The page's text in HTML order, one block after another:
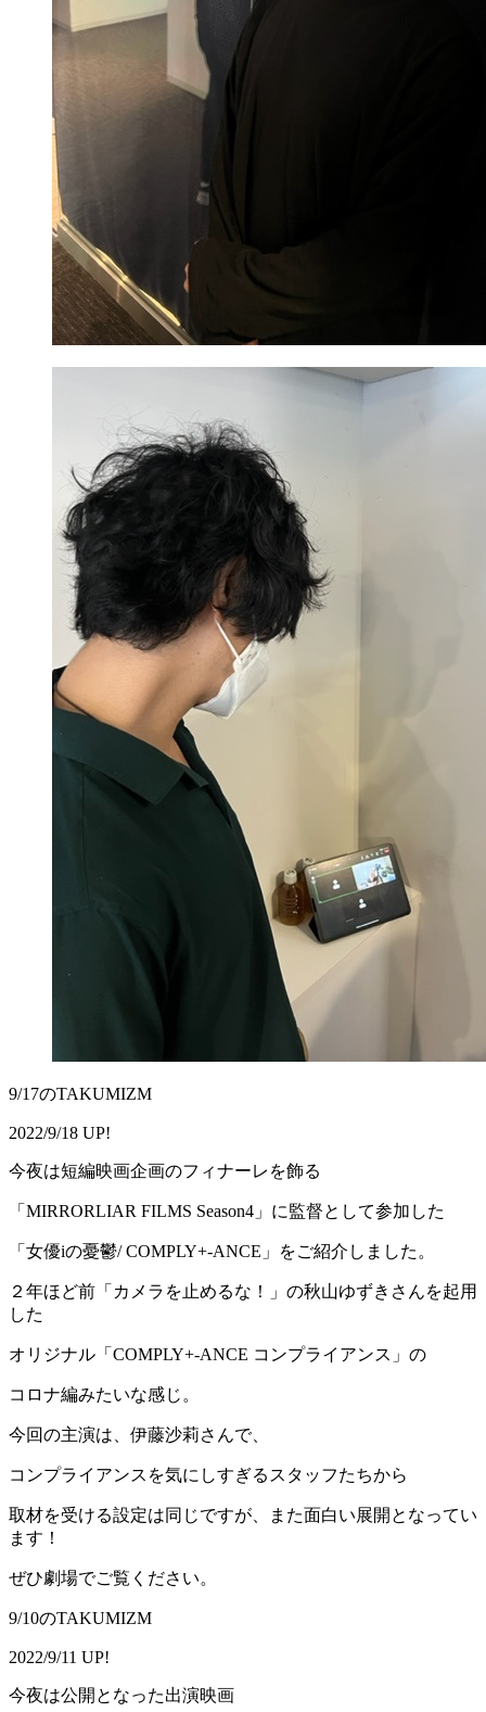
9/17のTAKUMIZM
2022/9/18 UP!
今夜は短編映画企画のフィナーレを飾る
「MIRRORLIAR FILMS Season4」に監督として参加した
「女優iの憂鬱/ COMPLY+-ANCE」をご紹介しました。
２年ほど前「カメラを止めるな！」の秋山ゆずきさんを起用
した
オリジナル「COMPLY+-ANCE コンプライアンス」の
コロナ編みたいな感じ。
今回の主演は、伊藤沙莉さんで、
コンプライアンスを気にしすぎるスタッフたちから
取材を受ける設定は同じですが、また面白い展開となってい
ます！
ぜひ劇場でご覧ください。
9/10のTAKUMIZM
2022/9/11 UP!
今夜は公開となった出演映画